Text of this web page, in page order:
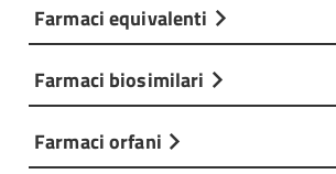
Farmaci equivalenti
Farmaci biosimilari
Farmaci orfani